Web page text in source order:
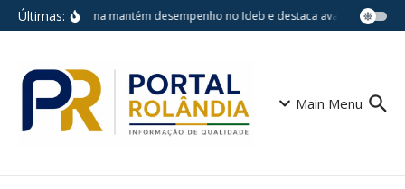
Ir para o conteúdo
Últimas:Londrina mantém desempenho no Ideb e destaca avanços em
Main Menu